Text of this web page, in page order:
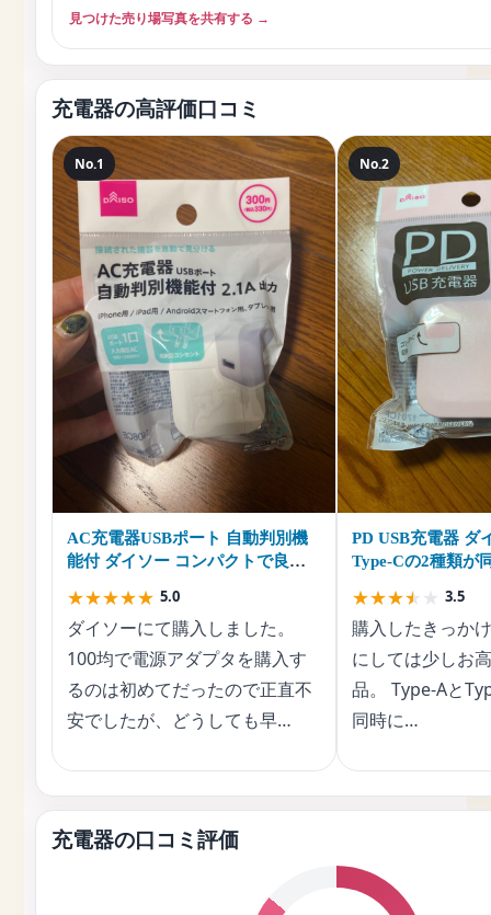
見つけた売り場写真を共有する →
充電器の高評価口コミ
No.1
AC充電器USBポート 自動判別機
能付 ダイソー コンパクトで良
★★★★★ 5.0
ダイソーにて購入しました。
100均で電源アダプタを購入す
るのは初めてだったので正直不
安でしたが、どうしても早…
No.2
PD USB充電器 ダ
Type-Cの2種類が
★★★★ ★ 3.5
購入したきっか
にしては少しお
品。 Type-Aと
同時に…
充電器の口コミ評価